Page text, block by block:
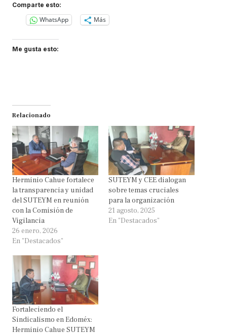
Comparte esto:
WhatsApp Más
Me gusta esto:
Relacionado
Herminio Cahue fortalece
la transparencia y unidad
del SUTEYM en reunión
con la Comisión de
Vigilancia
26 enero, 2026
En "Destacados"
SUTEYM y CEE dialogan
sobre temas cruciales
para la organización
21 agosto, 2025
En "Destacados"
Fortaleciendo el
Sindicalismo en Edoméx:
Herminio Cahue SUTEYM